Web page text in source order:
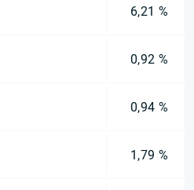
6,21 %
0,92 %
0,94 %
1,79 %